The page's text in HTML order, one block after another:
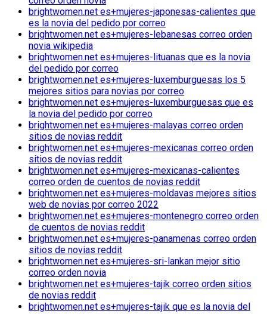
brightwomen.net es+mujeres-japonesas-calientes que
es la novia del pedido por correo
brightwomen.net es+mujeres-lebanesas correo orden
novia wikipedia
brightwomen.net es+mujeres-lituanas que es la novia
del pedido por correo
brightwomen.net es+mujeres-luxemburguesas los 5
mejores sitios para novias por correo
brightwomen.net es+mujeres-luxemburguesas que es
la novia del pedido por correo
brightwomen.net es+mujeres-malayas correo orden
sitios de novias reddit
brightwomen.net es+mujeres-mexicanas correo orden
sitios de novias reddit
brightwomen.net es+mujeres-mexicanas-calientes
correo orden de cuentos de novias reddit
brightwomen.net es+mujeres-moldavas mejores sitios
web de novias por correo 2022
brightwomen.net es+mujeres-montenegro correo orden
de cuentos de novias reddit
brightwomen.net es+mujeres-panamenas correo orden
sitios de novias reddit
brightwomen.net es+mujeres-sri-lankan mejor sitio
correo orden novia
brightwomen.net es+mujeres-tajik correo orden sitios
de novias reddit
brightwomen.net es+mujeres-tajik que es la novia del